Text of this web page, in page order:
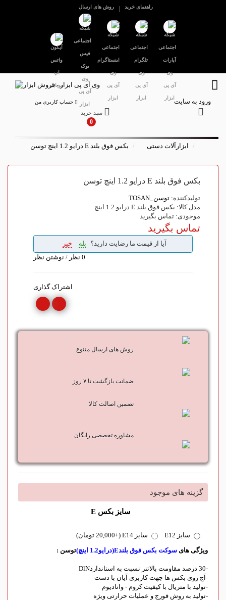
راهنمای خرید روش های ارسال
ورود به سایت حساب کاربری من
سبد خرید
0
ابزارآلات دستی بکس فوق بلند E درایو 1.2 اینچ توسن
بکس فوق بلند E درایو 1.2 اینچ توسن
تولیدکننده: توسن_TOSAN
مدل کالا: بکس فوق بلند E درایو 1.2 اینچ
موجودی: تماس بگیرید
تماس بگیرید
آیا از قیمت ما رضایت دارید؟ بله
خیر
0 نظر
/ نوشتن نظر
اشتراک گذاری
روش های ارسال متنوع
ضمانت بازگشت تا ۷ روز
تضمین اصالت کالا
مشاوره تخصصی رایگان
گزینه های موجود
سایز بکس E
سایز E12
سایز E14 (+20,000 تومان)
ویژگی های سوکت بکس فوق بلندE(درایو1.2 اینچ) توسن :
-30 درصد مقاومت بالاتنر نسبت به استانداردDlN
-آج روی بکس ها جهت کاربری آیان با دست
-تولید با متریال با کیفیت کروم - وانادیوم
-تولید به روش فورج و عملیات حرارتی ویژه